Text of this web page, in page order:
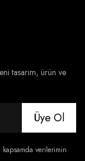
tasarım, ürün ve
Üye Ol
verilerimin